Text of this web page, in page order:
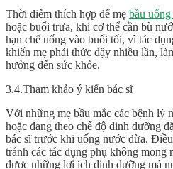
Thời điểm thích hợp để mẹ bầu
hoặc buổi trưa, khi cơ thể cần bù
hạn chế uống vào buổi tối, vì tác
khiến mẹ phải thức dậy nhiều lần,
hưởng đến sức khỏe.
3.4.Tham khảo ý kiến bác sĩ
Với những mẹ bầu mắc các bệnh lý
hoặc đang theo chế độ dinh dưỡng
bác sĩ trước khi uống nước dừa.
tránh các tác dụng phụ không mong
được những lợi ích dinh dưỡng mà